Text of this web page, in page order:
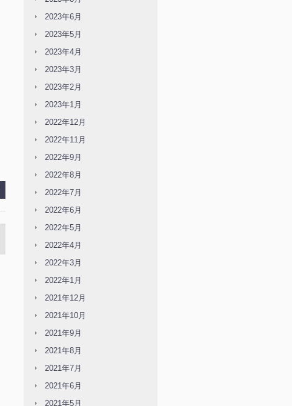
2023年6月
2023年5月
2023年4月
2023年3月
2023年2月
2023年1月
2022年12月
2022年11月
2022年9月
2022年8月
2022年7月
2022年6月
2022年5月
2022年4月
2022年3月
2022年1月
2021年12月
2021年10月
2021年9月
2021年8月
2021年7月
2021年6月
2021年5月